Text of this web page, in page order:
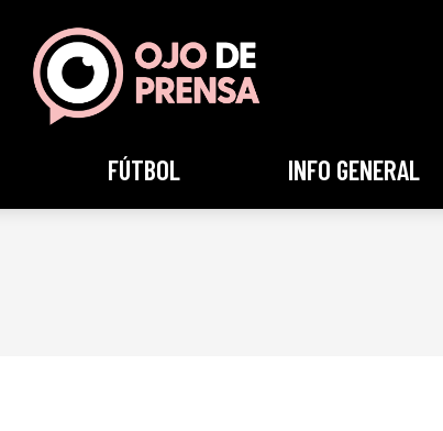
FÚTBOL INFO GENERAL